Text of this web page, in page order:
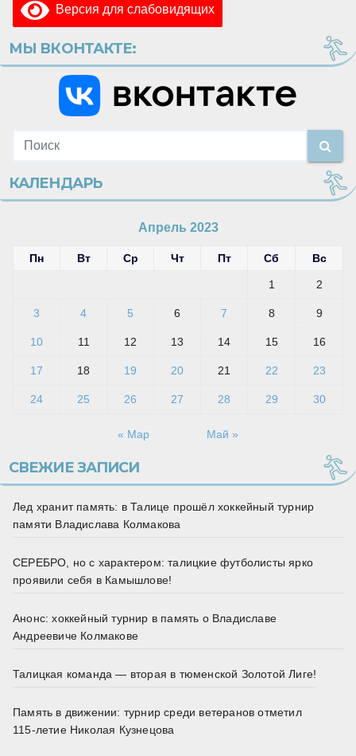
Версия для слабовидящих
МЫ ВКОНТАКТЕ:
КАЛЕНДАРЬ
Апрель 2023
Пн Вт Ср Чт Пт Сб Вс
1 2
3 4 5 6 7 8 9
10 11 12 13 14 15 16
17 18 19 20 21 22 23
24 25 26 27 28 29 30
« Мар Май »
СВЕЖИЕ ЗАПИСИ
Лед хранит память: в Талице прошёл хоккейный турнир
памяти Владислава Колмакова
СЕРЕБРО, но с характером: талицкие футболисты ярко
проявили себя в Камышлове!
Анонс: хоккейный турнир в память о Владиславе
Андреевиче Колмакове
Талицкая команда — вторая в тюменской Золотой Лиге!
Память в движении: турнир среди ветеранов отметил
115‑летие Николая Кузнецова